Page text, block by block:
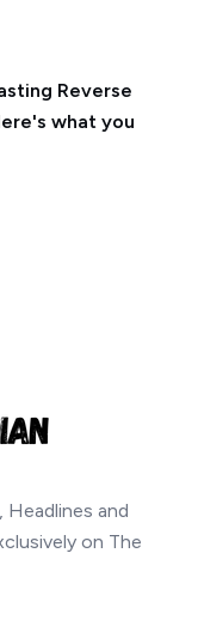
Reverse
what you
and
on The